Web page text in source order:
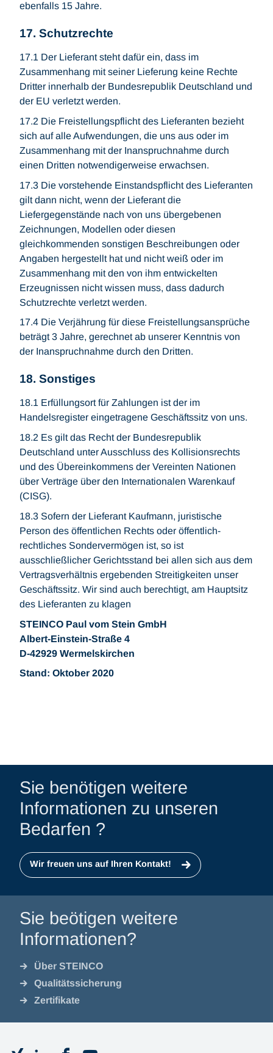
ebenfalls 15 Jahre.
17. Schutzrechte
17.1 Der Lieferant steht dafür ein, dass im
Zusammenhang mit seiner Lieferung keine Rechte
Dritter innerhalb der Bundesrepublik Deutschland und
der EU verletzt werden.
17.2 Die Freistellungspflicht des Lieferanten bezieht
sich auf alle Aufwendungen, die uns aus oder im
Zusammenhang mit der Inanspruchnahme durch
einen Dritten notwendigerweise erwachsen.
17.3 Die vorstehende Einstandspflicht des Lieferanten
gilt dann nicht, wenn der Lieferant die
Liefergegenstände nach von uns übergebenen
Zeichnungen, Modellen oder diesen
gleichkommenden sonstigen Beschreibungen oder
Angaben hergestellt hat und nicht weiß oder im
Zusammenhang mit den von ihm entwickelten
Erzeugnissen nicht wissen muss, dass dadurch
Schutzrechte verletzt werden.
17.4 Die Verjährung für diese Freistellungsansprüche
beträgt 3 Jahre, gerechnet ab unserer Kenntnis von
der Inanspruchnahme durch den Dritten.
18. Sonstiges
18.1 Erfüllungsort für Zahlungen ist der im
Handelsregister eingetragene Geschäftssitz von uns.
18.2 Es gilt das Recht der Bundesrepublik
Deutschland unter Ausschluss des Kollisionsrechts
und des Übereinkommens der Vereinten Nationen
über Verträge über den Internationalen Warenkauf
(CISG).
18.3 Sofern der Lieferant Kaufmann, juristische
Person des öffentlichen Rechts oder öffentlich-
rechtliches Sondervermögen ist, so ist
ausschließlicher Gerichtsstand bei allen sich aus dem
Vertragsverhältnis ergebenden Streitigkeiten unser
Geschäftssitz. Wir sind auch berechtigt, am Hauptsitz
des Lieferanten zu klagen
STEINCO Paul vom Stein GmbH
Albert-Einstein-Straße 4
D-42929 Wermelskirchen
Stand: Oktober 2020
Sie benötigen weitere
Informationen zu unseren
Bedarfen ?
Wir freuen uns auf Ihren Kontakt!
Sie beötigen weitere
Informationen?
Über STEINCO
Qualitätssicherung
Zertifikate